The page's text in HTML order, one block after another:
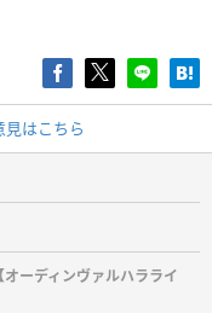
はこちら
ーディンヴァルハラライ